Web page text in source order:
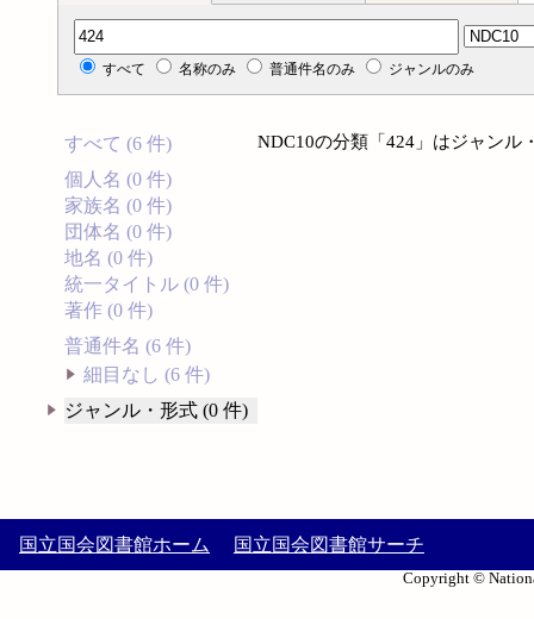
分類記号検索
すべて 名称のみ 普通件名のみ ジャンルのみ
すべて (6 件)
個人名 (0 件)
家族名 (0 件)
団体名 (0 件)
地名 (0 件)
統一タイトル (0 件)
著作 (0 件)
普通件名 (6 件)
細目なし (6 件)
ジャンル・形式 (0 件)
NDC10の分類「424」はジャンル
国立国会図書館ホーム 国立国会図書館サーチ
Copyright ©